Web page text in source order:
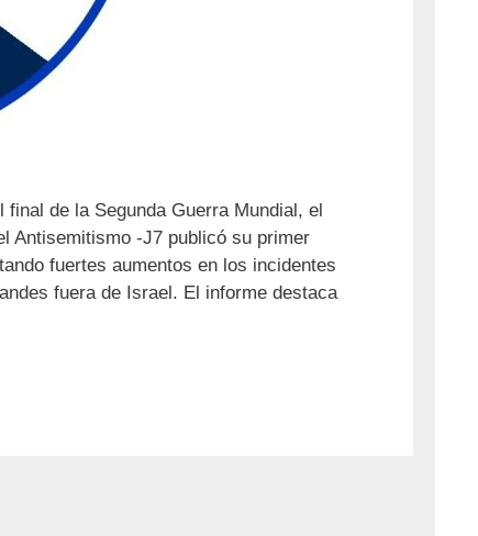
de la Segunda Guerra Mundial, el
Antisemitismo -J7 publicó su primer
fuertes aumentos en los incidentes
fuera de Israel. El informe destaca